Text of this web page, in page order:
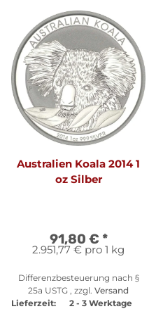
Australien Koala 2014 1
oz Silber
91,80 € *
2.951,77 € pro 1 kg
Differenzbesteuerung nach §
25a USTG , zzgl. Versand
Lieferzeit:
2 - 3 Werktage